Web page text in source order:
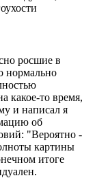
росшие в
нормально
какое-то время,
и написал я
об
"Вероятно -
картины
итоге